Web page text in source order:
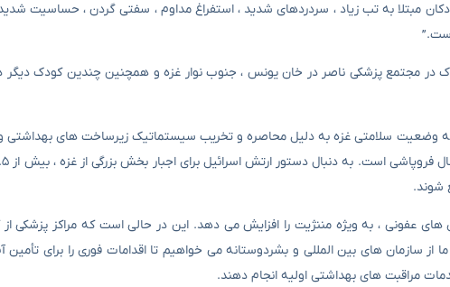
مبتلا به تب زیاد ، سردردهای شدید ، استفراغ مداوم ، سفتی گردن ، حساسیت
داده های منتشر شده توسط وزارت بهداشت غزه ، ۳۹ کودک در مجتمع پزشکی ناصر در خان یونس ، جنوب نوار غزه و همچنین چندین کودک
وضعیت سلامتی غزه به دلیل محاصره و تخریب سیستماتیک زیرساخت های
شوند.
عفونی ، به ویژه مننژیت را افزایش می دهد. این در حالی است که مراکز پزشکی
از سازمان های بین المللی و بشردوستانه می خواهیم تا اقدامات فوری را برای تأمین
مراقبت های بهداشتی اولیه انجام دهند.